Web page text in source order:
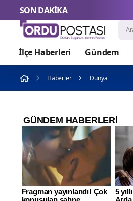
SON DAKİKA
İlçe Haberleri Gündem
Haberler Dünya